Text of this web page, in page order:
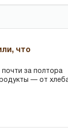
что
почти за полтора
— от